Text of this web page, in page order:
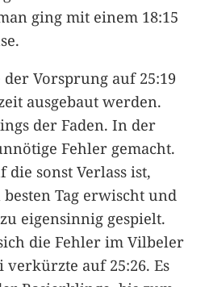
ging mit einem 18:15
Vorsprung auf 25:19
ausgebaut werden.
der Faden. In der
Fehler gemacht.
die sonst Verlass ist,
Tag erwischt und
eigensinnig gespielt.
die Fehler im Vilbeler
auf 25:26. Es